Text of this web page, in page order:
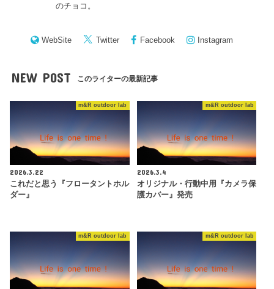
のチョコ。
WebSite Twitter Facebook Instagram
NEW POST このライターの最新記事
m&R outdoor lab
2026.3.22
これだと思う『フロータントホル
ダー』
m&R outdoor lab
2026.3.4
オリジナル・行動中用『カメラ保
護カバー』発売
m&R outdoor lab m&R outdoor lab